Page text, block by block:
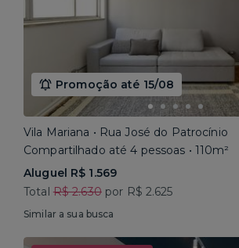
Promoção até 15/08
Vila Mariana • Rua José do Patrocínio
Compartilhado até 4 pessoas • 110m²
Aluguel R$ 1.569
Total R$ 2.630por R$ 2.625
Similar a sua busca